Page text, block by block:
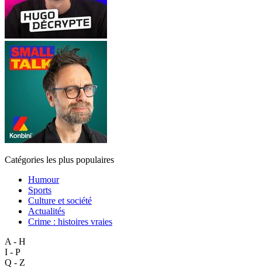
Catégories les plus populaires
Humour
Sports
Culture et société
Actualités
Crime : histoires vraies
A - H
I - P
Q - Z